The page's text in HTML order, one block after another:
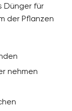
Dünger für
der Pflanzen
nehmen